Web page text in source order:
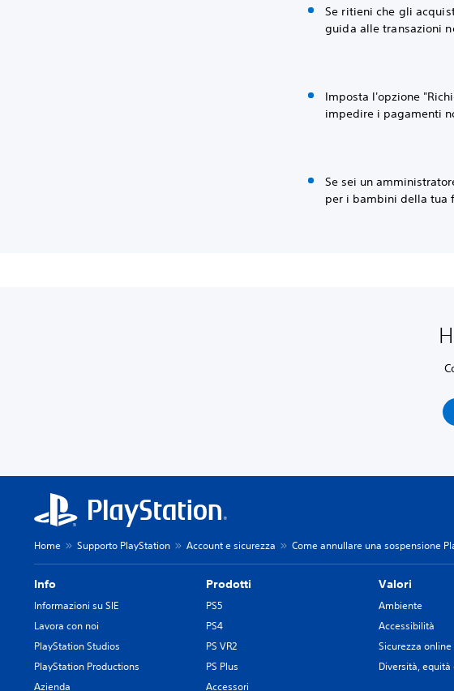
Se ritieni che gli
guida alle transazioni
Imposta l'opzione
impedire i pagamenti
Se sei un
per i bambini della tua
Home Supporto PlayStation Account e sicurezza Come annullare una sospensione
Info
Informazioni su SIE
Lavora con noi
PlayStation Studios
PlayStation Productions
Azienda
Prodotti
PS5
PS4
PS VR2
PS Plus
Accessori
Valori
Ambiente
Accessibilità
Sicurezza online
Diversità,